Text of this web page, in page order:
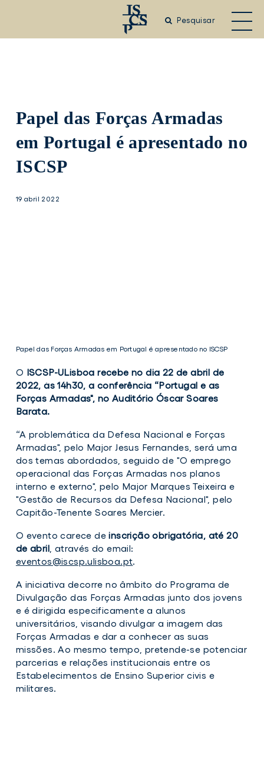
Pesquisar
Papel das Forças Armadas
em Portugal é apresentado no
ISCSP
19 abril 2022
das
Forças
Armadas
em
Portugal
é
apresentado
ISCSP
Papel das Forças Armadas em Portugal é apresentado no ISCSP
O ISCSP-ULisboa recebe no dia 22 de abril de
2022, às 14h30, a conferência “Portugal e as
Forças Armadas", no Auditório Óscar Soares
Barata.
“A problemática da Defesa Nacional e Forças
Armadas", pelo Major Jesus Fernandes, será uma
dos temas abordados, seguido de "O emprego
operacional das Forças Armadas nos planos
interno e externo", pelo Major Marques Teixeira e
"Gestão de Recursos da Defesa Nacional", pelo
Capitão-Tenente Soares Mercier.
O evento carece deinscrição obrigatória, até 20
de abril , através do email:
eventos@iscsp.ulisboa.pt.
A iniciativa decorre no âmbito do Programa de
Divulgação das Forças Armadas junto dos jovens
e é dirigida especificamente a alunos
universitários, visando divulgar a imagem das
Forças Armadas e dar a conhecer as suas
missões. Ao mesmo tempo, pretende-se potenciar
parcerias e relações institucionais entre os
Estabelecimentos de Ensino Superior civis e
militares.